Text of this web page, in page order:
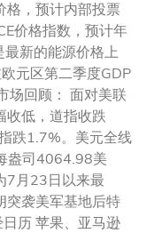
格，预计内部投票
价格指数，预计年
新的能源价格上
元区第二季度GDP
场回顾： 面对美联
收低，道指收跌
跌1.7%。美元全线
盎司4064.98美
7月23日以来最
突袭美军基地后特
历 苹果、亚马逊